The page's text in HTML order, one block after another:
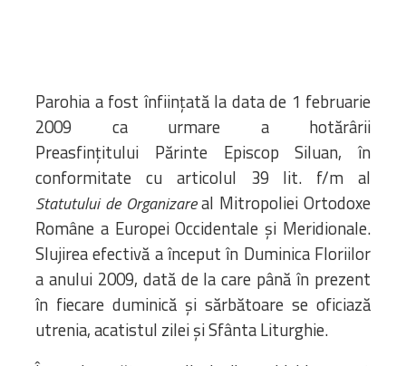
CONTATTI
Parohia a fost înfiinţată la data de 1 februarie
2009 ca urmare a hotărârii
Preasfinţitului Părinte Episcop Siluan, în
conformitate cu articolul 39 lit. f/m al
Statutului de Organizareal Mitropoliei Ortodoxe
Române a Europei Occidentale și Meridionale.
Slujirea efectivă a început în Duminica Floriilor
a anului 2009, dată de la care până în prezent
în fiecare duminică și sărbătoare se oficiază
utrenia, acatistul zilei și Sfânta Liturghie.